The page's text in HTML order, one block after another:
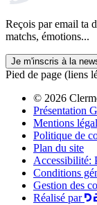
Reçois par email ta
matchs, émotions...
Je m'inscris à la
Pied de page (liens
© 2026
Présentation
Mentions
Politique de
Plan du site
Accessibilité:
Conditions
Gestion des
Réalisé par